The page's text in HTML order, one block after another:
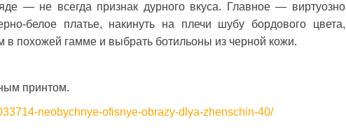
— не всегда признак дурного вкуса. Главное — виртуозно
белое платье, накинуть на плечи шубу бордового цвета,
в похожей гамме и выбрать ботильоны из черной кожи.
принтом.
neobychnye-ofisnye-obrazy-dlya-zhenschin-40/